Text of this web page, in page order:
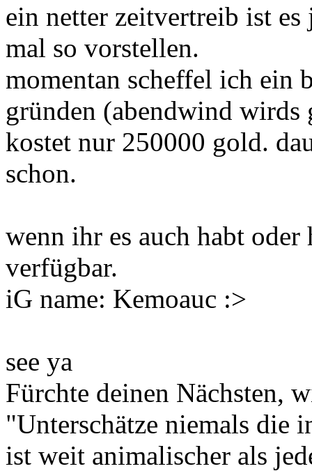
ein netter zeitvertreib ist
mal so vorstellen.
momentan scheffel ich ein
gründen (abendwind
kostet nur 250000 gold.
schon.
wenn ihr es auch habt
verfügbar.
iG name: Kemoauc :>
see ya
Fürchte deinen Nächsten,
"Unterschätze niemals die
ist weit animalischer als